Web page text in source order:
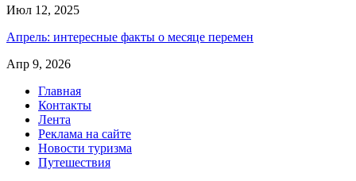
Июл 12, 2025
Апрель: интересные факты о месяце перемен
Апр 9, 2026
Главная
Контакты
Лента
Реклама на сайте
Новости туризма
Путешествия